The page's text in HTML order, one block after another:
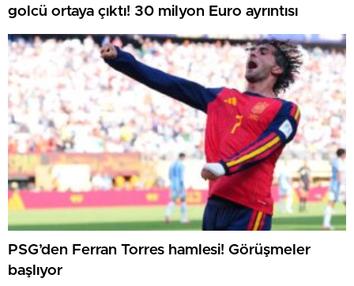
golcü ortaya çıktı! 30 milyon Euro ayrıntısı
PSG’den Ferran Torres hamlesi! Görüşmeler
başlıyor